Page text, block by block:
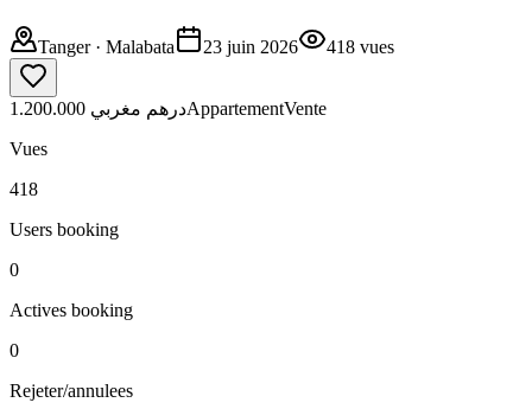
Tanger· Malabata 23 juin 2026 418 vues
1.200.000 درهم مغربيAppartementVente
Vues
418
Users booking
0
Actives booking
0
Rejeter/annulees